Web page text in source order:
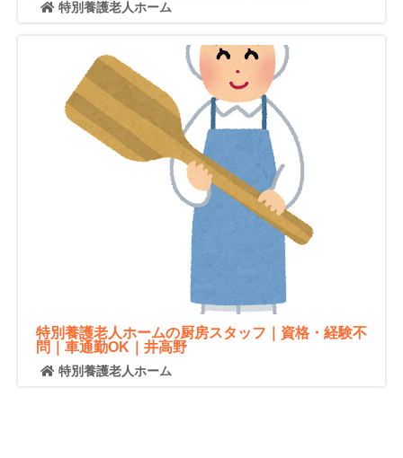
特別養護老人ホーム
特別養護老人ホームの厨房スタッフ｜資格・経験不
問｜車通勤OK｜井高野
特別養護老人ホーム